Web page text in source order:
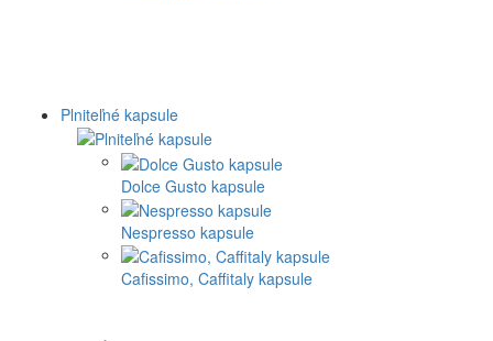
Plniteľné kapsule
Dolce Gusto kapsule
Nespresso kapsule
Cafissimo, Caffitaly kapsule